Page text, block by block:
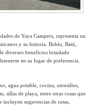
de Yaya Campers, representa un
y su historia. Bohío, Batú,
diversos beneficios brindado
en su lugar de preferencia.
agua potable, cocina, utensilios,
sillas de playa, entre otras cosas que
incluyen sugerencias de rutas,